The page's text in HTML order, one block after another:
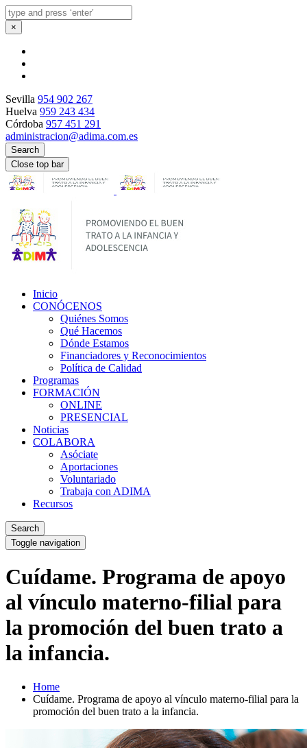
×
Sevilla 954 902 267
Huelva 959 243 434
Córdoba 957 451 291
administracion@adima.com.es
Search
Close top bar
Inicio
CONÓCENOS
Quiénes Somos
Qué Hacemos
Dónde Estamos
Financiadores y Reconocimientos
Política de Calidad
Programas
FORMACIÓN
ONLINE
PRESENCIAL
Noticias
COLABORA
Asóciate
Aportaciones
Voluntariado
Trabaja con ADIMA
Recursos
Search
Toggle navigation
Cuídame. Programa de apoyo
al vínculo materno-filial para
la promoción del buen trato a
la infancia.
Home
Cuídame. Programa de apoyo al vínculo materno-filial para la
promoción del buen trato a la infancia.